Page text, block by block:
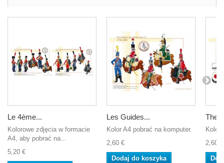
Le 4ème...
Kolorowe zdjęcia w formacie
A4, aby pobrać na...
5,20 €
Les Guides...
Kolor A4 pobrać na komputer.
2,60 €
Dodaj do koszyka
The
Kolor
2,60 €